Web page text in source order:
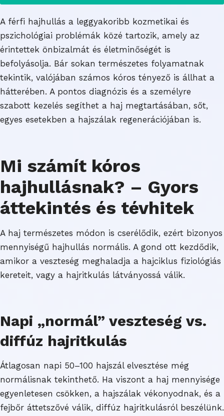
A férfi hajhullás a leggyakoribb kozmetikai és
pszichológiai problémák közé tartozik, amely az
érintettek önbizalmát és életminőségét is
befolyásolja. Bár sokan természetes folyamatnak
tekintik, valójában számos kóros tényező is állhat a
hátterében. A pontos diagnózis és a személyre
szabott kezelés segíthet a haj megtartásában, sőt,
egyes esetekben a hajszálak regenerációjában is.
Mi számít kóros
hajhullásnak? – Gyors
áttekintés és tévhitek
A haj természetes módon is cserélődik, ezért bizonyos
mennyiségű hajhullás normális. A gond ott kezdődik,
amikor a veszteség meghaladja a hajciklus fiziológiás
kereteit, vagy a hajritkulás látványossá válik.
Napi „normál” veszteség vs.
diffúz hajritkulás
Átlagosan napi 50–100 hajszál elvesztése még
normálisnak tekinthető. Ha viszont a haj mennyisége
egyenletesen csökken, a hajszálak vékonyodnak, és a
fejbőr áttetszővé válik, diffúz hajritkulásról beszélünk.